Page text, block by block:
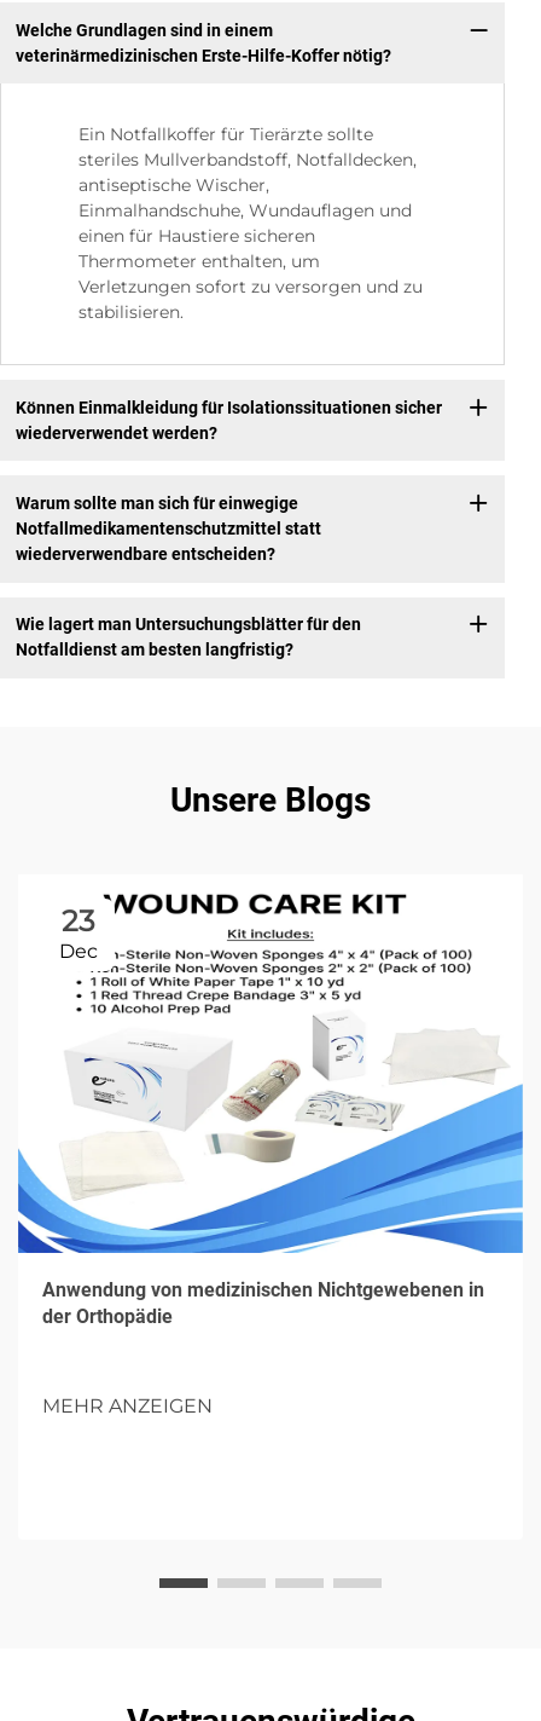
Welche Grundlagen sind in einem
veterinärmedizinischen Erste-Hilfe-Koffer nötig?
Ein Notfallkoffer für Tierärzte sollte
steriles Mullverbandstoff, Notfalldecken,
antiseptische Wischer,
Einmalhandschuhe, Wundauflagen und
einen für Haustiere sicheren
Thermometer enthalten, um
Verletzungen sofort zu versorgen und zu
stabilisieren.
Können Einmalkleidung für Isolationssituationen sicher
wiederverwendet werden?
Warum sollte man sich für einwegige
Notfallmedikamentenschutzmittel statt
wiederverwendbare entscheiden?
Wie lagert man Untersuchungsblätter für den
Notfalldienst am besten langfristig?
Unsere Blogs
23
Dec
Anwendung von medizinischen Nichtgewebenen in
der Orthopädie
MEHR ANZEIGEN